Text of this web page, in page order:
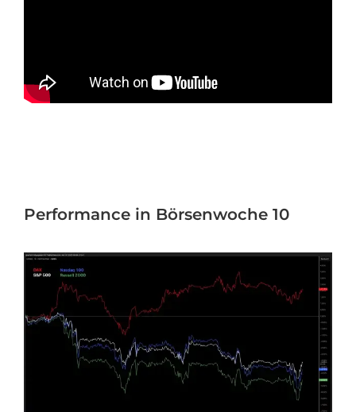
Performance in Börsenwoche 10